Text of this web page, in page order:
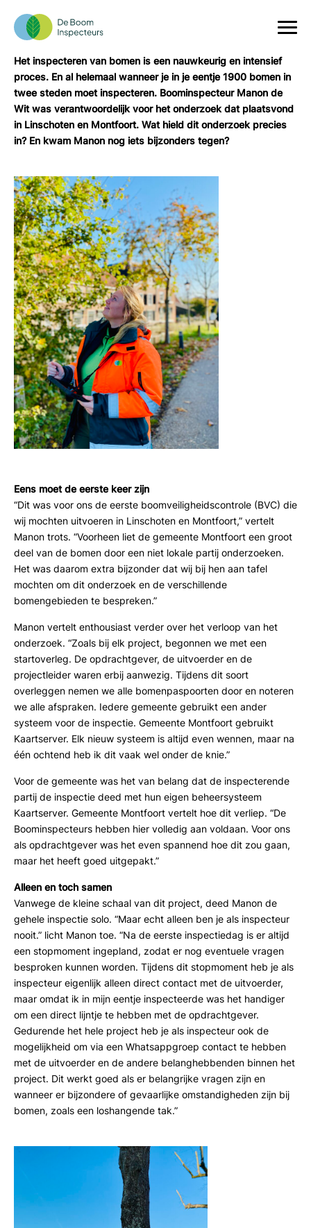
Blik op Bomen - onderzoek in Linschoten
en Montfoort
Het inspecteren van bomen is een nauwkeurig en intensief
proces. En al helemaal wanneer je in je eentje 1900 bomen in
twee steden moet inspecteren. Boominspecteur Manon de
Wit was verantwoordelijk voor het onderzoek dat plaatsvond
in Linschoten en Montfoort. Wat hield dit onderzoek precies
in? En kwam Manon nog iets bijzonders tegen?
Eens moet de eerste keer zijn
“Dit was voor ons de eerste boomveiligheidscontrole (BVC) die
wij mochten uitvoeren in Linschoten en Montfoort,” vertelt
Manon trots. “Voorheen liet de gemeente Montfoort een groot
deel van de bomen door een niet lokale partij onderzoeken.
Het was daarom extra bijzonder dat wij bij hen aan tafel
mochten om dit onderzoek en de verschillende
bomengebieden te bespreken.”
Manon vertelt enthousiast verder over het verloop van het
onderzoek. “Zoals bij elk project, begonnen we met een
startoverleg. De opdrachtgever, de uitvoerder en de
projectleider waren erbij aanwezig. Tijdens dit soort
overleggen nemen we alle bomenpaspoorten door en noteren
we alle afspraken. Iedere gemeente gebruikt een ander
systeem voor de inspectie. Gemeente Montfoort gebruikt
Kaartserver. Elk nieuw systeem is altijd even wennen, maar na
één ochtend heb ik dit vaak wel onder de knie.”
Voor de gemeente was het van belang dat de inspecterende
partij de inspectie deed met hun eigen beheersysteem
Kaartserver. Gemeente Montfoort vertelt hoe dit verliep. “De
Boominspecteurs hebben hier volledig aan voldaan. Voor ons
als opdrachtgever was het even spannend hoe dit zou gaan,
maar het heeft goed uitgepakt.”
Alleen en toch samen
Vanwege de kleine schaal van dit project, deed Manon de
gehele inspectie solo. “Maar echt alleen ben je als inspecteur
nooit.” licht Manon toe. “Na de eerste inspectiedag is er altijd
een stopmoment ingepland, zodat er nog eventuele vragen
besproken kunnen worden. Tijdens dit stopmoment heb je als
inspecteur eigenlijk alleen direct contact met de uitvoerder,
maar omdat ik in mijn eentje inspecteerde was het handiger
om een direct lijntje te hebben met de opdrachtgever.
Gedurende het hele project heb je als inspecteur ook de
mogelijkheid om via een Whatsappgroep contact te hebben
met de uitvoerder en de andere belanghebbenden binnen het
project. Dit werkt goed als er belangrijke vragen zijn en
wanneer er bijzondere of gevaarlijke omstandigheden zijn bij
bomen, zoals een loshangende tak.”